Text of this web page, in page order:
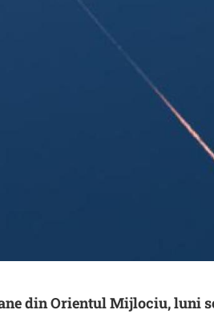
din Orientul Mijlociu, luni